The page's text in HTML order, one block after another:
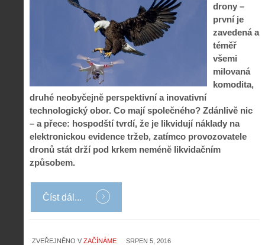
drony –
první je
zavedená a
téměř
všemi
milovaná
komodita,
druhé neobyčejně perspektivní a inovativní
technologický obor. Co mají společného? Zdánlivě nic
– a přece: hospodští tvrdí, že je likvidují náklady na
elektronickou evidence tržeb, zatímco provozovatele
dronů stát drží pod krkem neméně likvidačním
způsobem.
Číst dál...
ZVEŘEJNĚNO V ZAČÍNÁME SRPEN 5, 2016